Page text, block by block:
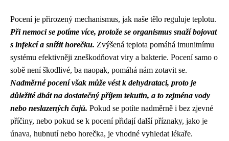
Pocení je přirozený mechanismus, jak naše tělo reguluje teplotu.
Při nemoci se potíme více, protože se organismus snaží bojovat
s infekcí a snížit horečku. Zvýšená teplota pomáhá imunitnímu
systému efektivněji zneškodňovat viry a bakterie. Pocení samo o
sobě není škodlivé, ba naopak, pomáhá nám zotavit se.
Nadměrné pocení však může vést k dehydrataci, proto je
důležité dbát na dostatečný příjem tekutin, a to zejména vody
nebo neslazených čajů. Pokud se potíte nadměrně i bez zjevné
příčiny, nebo pokud se k pocení přidají další příznaky, jako je
únava, hubnutí nebo horečka, je vhodné vyhledat lékaře.